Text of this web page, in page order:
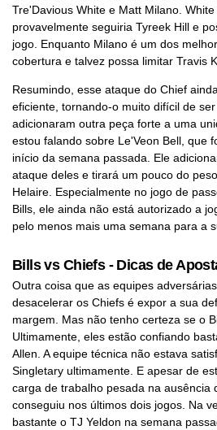
Tre'Davious White e Matt Milano.
provavelmente seguiria Tyreek Hill e
jogo. Enquanto Milano é um dos
cobertura e talvez possa limitar Travis
Resumindo, esse ataque do Chief
eficiente, tornando-o muito difícil de
adicionaram outra peça forte a uma
estou falando sobre Le'Veon Bell, que
início da semana passada. Ele
ataque deles e tirará um pouco do
Helaire. Especialmente no jogo de
Bills, ele ainda não está autorizado a
pelo menos mais uma semana para a
Bills vs Chiefs - Dicas de
Outra coisa que as equipes
desacelerar os Chiefs é expor a sua
margem. Mas não tenho certeza se o
Ultimamente, eles estão confiando
Allen. A equipe técnica não estava
Singletary ultimamente. E apesar de
carga de trabalho pesada na ausência
conseguiu nos últimos dois jogos. Na
bastante o TJ Yeldon na semana